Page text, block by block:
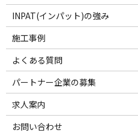
INPAT(インパット)の強み
施工事例
よくある質問
パートナー企業の募集
求人案内
お問い合わせ